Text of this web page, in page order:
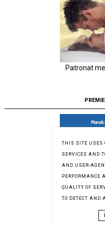
Patronat
THIS SITE USES
SERVICES AND
AND USER-
PERFORMANCE
QUALITY OF
TO DETECT AND